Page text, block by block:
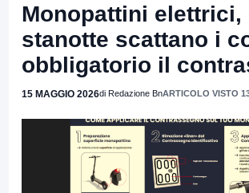
Monopattini elettrici,
stanotte scattano i
obbligatorio il
15 MAGGIO 2026di Redazione BnARTICOLO VISTO